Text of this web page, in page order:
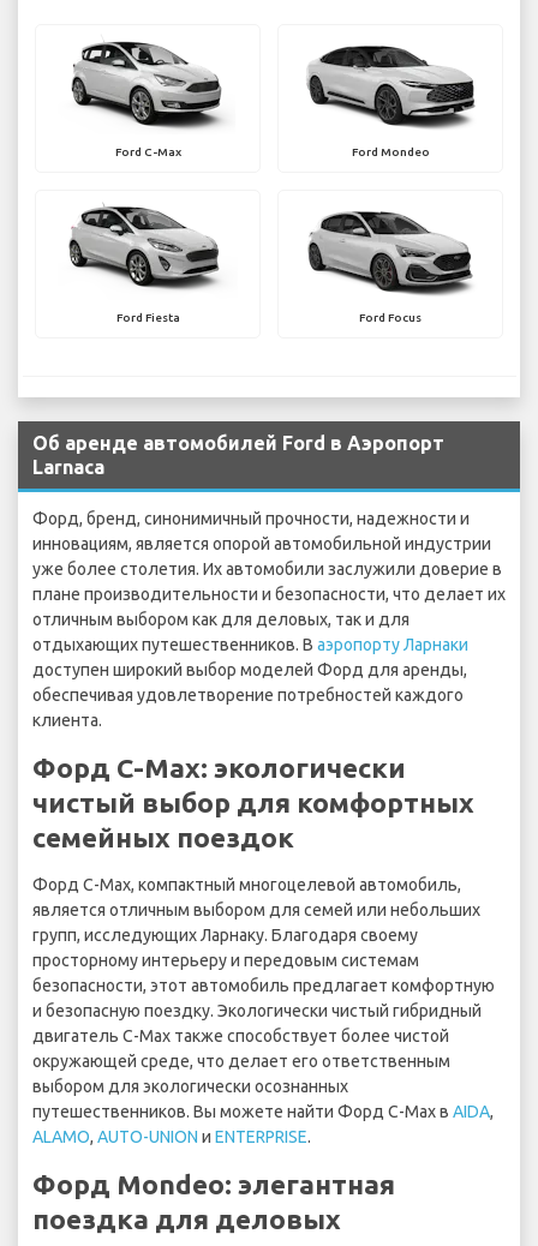
Ford C-Max Ford Mondeo
Ford Fiesta Ford Focus
Об аренде автомобилей Ford в Аэропорт
Larnaca
Форд, бренд, синонимичный прочности, надежности и
инновациям, является опорой автомобильной индустрии
уже более столетия. Их автомобили заслужили доверие в
плане производительности и безопасности, что делает их
отличным выбором как для деловых, так и для
отдыхающих путешественников. В аэропорту Ларнаки
доступен широкий выбор моделей Форд для аренды,
обеспечивая удовлетворение потребностей каждого
клиента.
Форд C-Max: экологически
чистый выбор для комфортных
семейных поездок
Форд C-Max, компактный многоцелевой автомобиль,
является отличным выбором для семей или небольших
групп, исследующих Ларнаку. Благодаря своему
просторному интерьеру и передовым системам
безопасности, этот автомобиль предлагает комфортную
и безопасную поездку. Экологически чистый гибридный
двигатель C-Max также способствует более чистой
окружающей среде, что делает его ответственным
выбором для экологически осознанных
путешественников. Вы можете найти Форд C-Max в AIDA,
ALAMO, AUTO-UNION и ENTERPRISE.
Форд Mondeo: элегантная
поездка для деловых